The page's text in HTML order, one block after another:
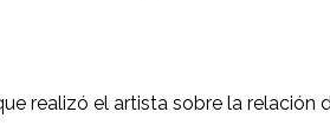
realizó el artista sobre la relación